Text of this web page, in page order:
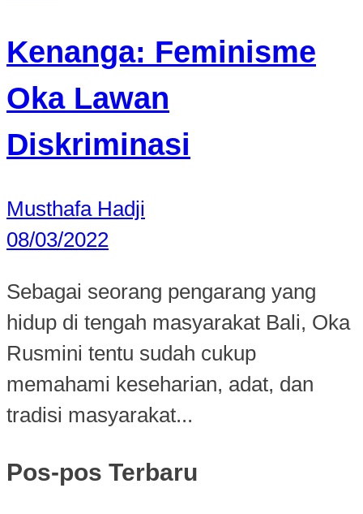
Kenanga: Feminisme
Oka Lawan
Diskriminasi
Musthafa Hadji
08/03/2022
Sebagai seorang pengarang yang
hidup di tengah masyarakat Bali, Oka
Rusmini tentu sudah cukup
memahami keseharian, adat, dan
tradisi masyarakat...
Pos-pos Terbaru